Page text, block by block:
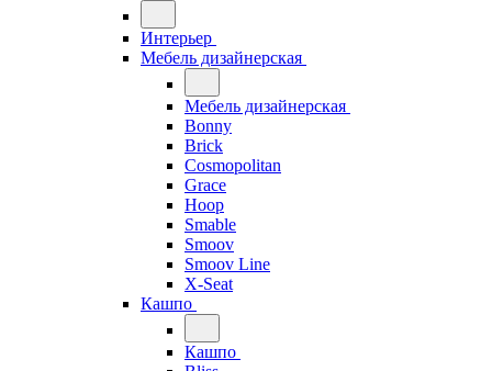
Интерьер
Мебель дизайнерская
Мебель дизайнерская
Bonny
Brick
Cosmopolitan
Grace
Hoop
Smable
Smoov
Smoov Line
X-Seat
Кашпо
Кашпо